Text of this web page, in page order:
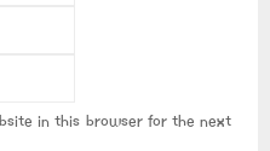
in this browser for the next